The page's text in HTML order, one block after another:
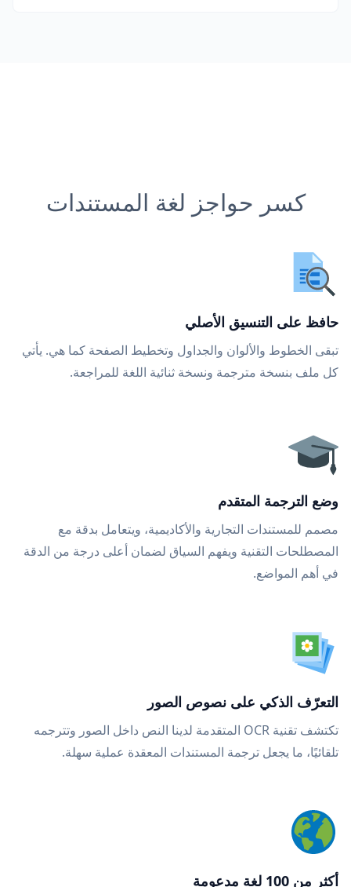
كسر حواجز لغة المستندات
حافظ على التنسيق الأصلي
تبقى الخطوط والألوان والجداول وتخطيط الصفحة كما هي. يأتي
كل ملف بنسخة مترجمة ونسخة ثنائية اللغة للمراجعة.
وضع الترجمة المتقدم
مصمم للمستندات التجارية والأكاديمية، ويتعامل بدقة مع
المصطلحات التقنية ويفهم السياق لضمان أعلى درجة من الدقة
في أهم المواضع.
التعرّف الذكي على نصوص الصور
تكتشف تقنية OCR المتقدمة لدينا النص داخل الصور وتترجمه
تلقائيًا، ما يجعل ترجمة المستندات المعقدة عملية سهلة.
أكثر من 100 لغة مدعومة